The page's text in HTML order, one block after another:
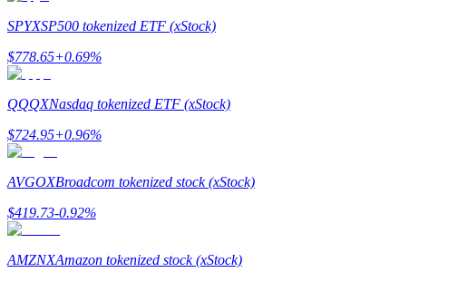
ได้รับ
พาวเวอร์พิกกี้
SPYXSP500 tokenized ETF (xStock)
$778.65+0.69%
QQQXNasdaq tokenized ETF (xStock)
$724.95+0.96%
AVGOXBroadcom tokenized stock (xStock)
$419.73-0.92%
AMZNXAmazon tokenized stock (xStock)